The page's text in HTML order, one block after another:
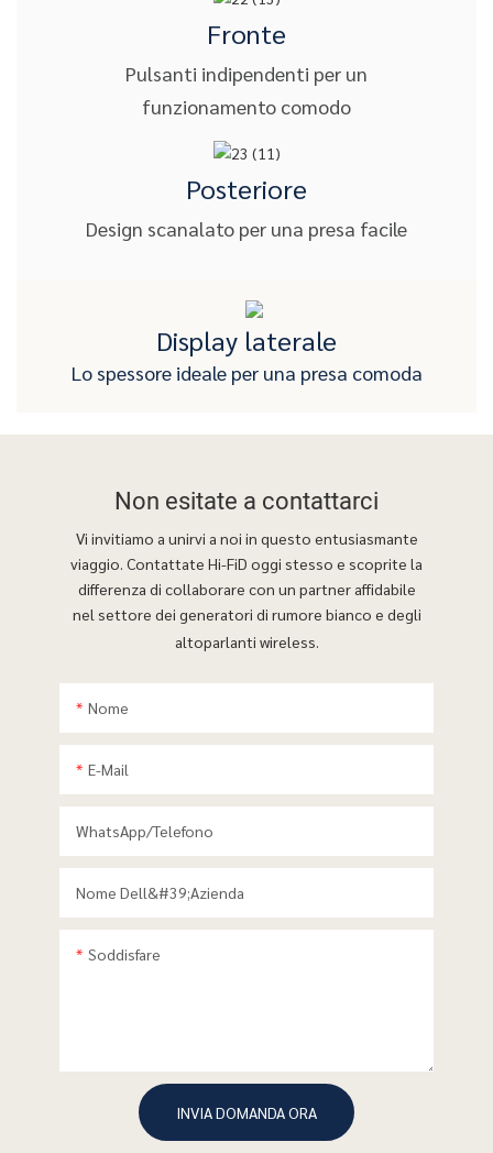
Fronte
Pulsanti indipendenti per un
funzionamento comodo
Posteriore
Design scanalato per una presa facile
Display laterale
Lo spessore ideale per una presa comoda
Non esitate a contattarci
Vi invitiamo a unirvi a noi in questo entusiasmante
viaggio. Contattate Hi-FiD oggi stesso e scoprite la
differenza di collaborare con un partner affidabile
nel settore dei generatori di rumore bianco e degli
altoparlanti wireless.
Nome
E-Mail
WhatsApp/telefono
Nome Dell&#39;azienda
Soddisfare
INVIA DOMANDA ORA